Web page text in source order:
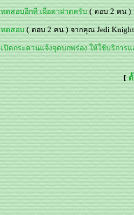
ทดสอบอีกที เผื่อตาฝาดครับ ( ตอบ 2 คน )
ทดสอบ ( ตอบ 2 คน ) จากคุณ Jedi
เปิดกระดานแจ้งจุดบกพร่อง ให้ใช้บริการ
[ ตั้